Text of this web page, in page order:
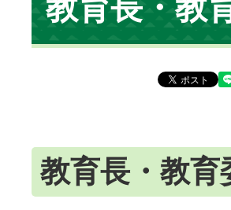
置教育長・教
教育長・教育